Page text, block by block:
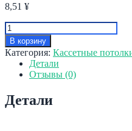
8,51 ¥
Количество
товара
Кассетный
потолок
AP300*300АС/45°
9003(Албес)
В корзину
Категория: Кассетные
Детали
Отзывы (0)
Детали